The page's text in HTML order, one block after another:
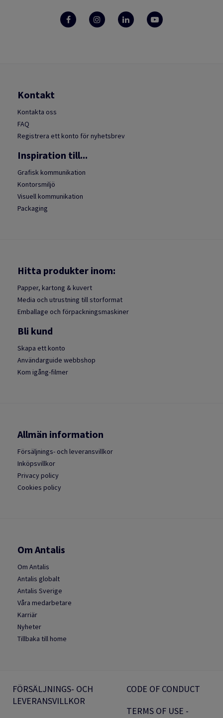
Kontakt
Kontakta oss
FAQ
Registrera ett konto för nyhetsbrev
Inspiration till...
Grafisk kommunikation
Kontorsmiljö
Visuell kommunikation
Packaging
Hitta produkter inom:
Papper, kartong & kuvert
Media och utrustning till storformat
Emballage och förpackningsmaskiner
Bli kund
Skapa ett konto
Användarguide webbshop
Kom igång-filmer
Allmän information
Försäljnings- och leveransvillkor
Inköpsvillkor
Privacy policy
Cookies policy
Om Antalis
Om Antalis
Antalis globalt
Antalis Sverige
Våra medarbetare
Karriär
Nyheter
Tillbaka till home
FÖRSÄLJNINGS- OCH
LEVERANSVILLKOR
CODE OF CONDUCT
TERMS OF USE -